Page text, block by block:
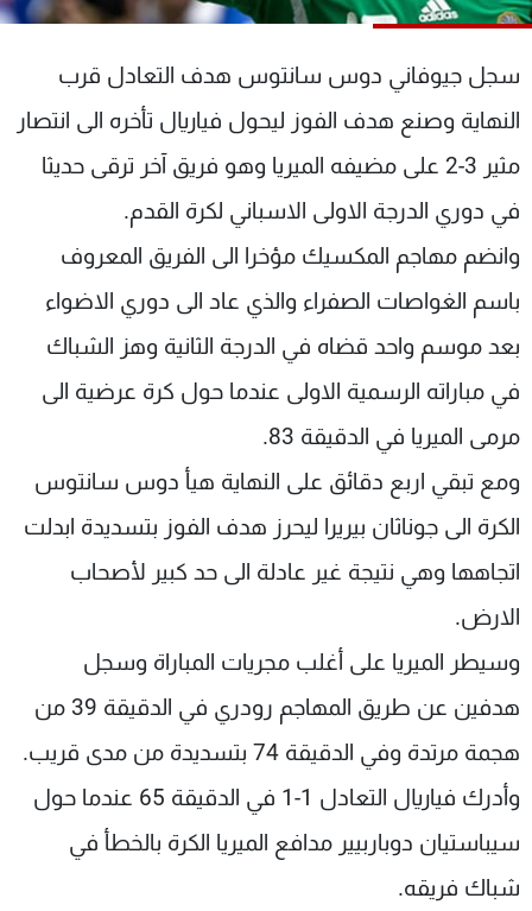
سجل جيوفاني دوس سانتوس هدف التعادل قرب
النهاية وصنع هدف الفوز ليحول فياريال تأخره الى انتصار
مثير 3-2 على مضيفه الميريا وهو فريق آخر ترقى حديثا
في دوري الدرجة الاولى الاسباني لكرة القدم.
وانضم مهاجم المكسيك مؤخرا الى الفريق المعروف
باسم الغواصات الصفراء والذي عاد الى دوري الاضواء
بعد موسم واحد قضاه في الدرجة الثانية وهز الشباك
في مباراته الرسمية الاولى عندما حول كرة عرضية الى
مرمى الميريا في الدقيقة 83.
ومع تبقي اربع دقائق على النهاية هيأ دوس سانتوس
الكرة الى جوناثان بيريرا ليحرز هدف الفوز بتسديدة ابدلت
اتجاهها وهي نتيجة غير عادلة الى حد كبير لأصحاب
الارض.
وسيطر الميريا على أغلب مجريات المباراة وسجل
هدفين عن طريق المهاجم رودري في الدقيقة 39 من
هجمة مرتدة وفي الدقيقة 74 بتسديدة من مدى قريب.
وأدرك فياريال التعادل 1-1 في الدقيقة 65 عندما حول
سيباستيان دوباربيير مدافع الميريا الكرة بالخطأ في
شباك فريقه.
شاهد البرامج
الإنـتـاج
لاعلاناتكم
وظائف
تواصل معنا
شروط الإسـتخدام
سياسة الخصوصية